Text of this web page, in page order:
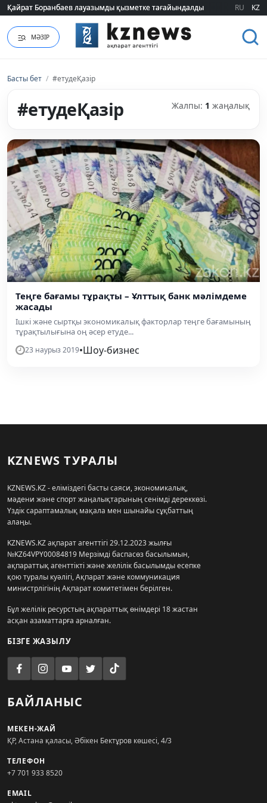
Қайрат Боранбаев лауазымды қызметке тағайындалды
Қайрат Боранбаев лауазымды қызметке тағайындалды RU KZ
МӘЗІР
Басты бет / #етудеҚазір
#етудеҚазір Жалпы: 1 жаңалық
Теңге бағамы тұрақты – Ұлттық банк мәлімдеме
жасады
Ішкі және сыртқы экономикалық факторлар теңге бағамының
тұрақтылығына оң әсер етуде...
23 наурыз 2019•Шоу-бизнес
KZNEWS ТУРАЛЫ
KZNEWS.KZ - еліміздегі басты саяси, экономикалық,
мәдени және спорт жаңалықтарының сенімді дереккөзі.
Үздік сараптамалық мақала мен шынайы сұқбаттың
алаңы.
KZNEWS.KZ ақпарат агенттігі 29.12.2023 жылғы
№KZ64VPY00084819 Мерзімді баспасөз басылымын,
ақпараттық агенттікті және желілік басылымды есепке
қою туралы куәлігі, Ақпарат және коммуникация
министрлігінің Ақпарат комитетімен берілген.
Бұл желілік ресурстың ақпараттық өнімдері 18 жастан
асқан азаматтарға арналған.
БІЗГЕ ЖАЗЫЛУ
БАЙЛАНЫС
МЕКЕН-ЖАЙ
ҚР, Астана қаласы, Әбікен Бектұров көшесі, 4/3
ТЕЛЕФОН
+7 701 933 8520
EMAIL